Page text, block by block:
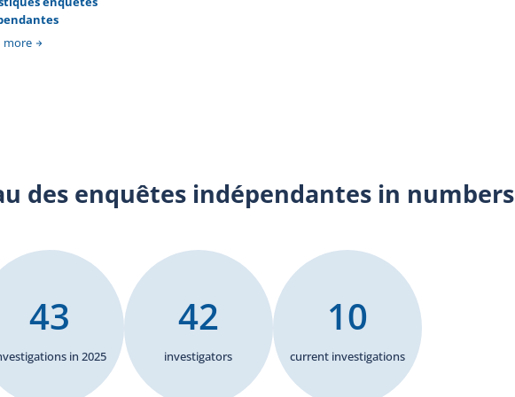
de
de
more
des enquêtes indépendantes in numbers
in 2025
43
investigators
42
current investigations
10